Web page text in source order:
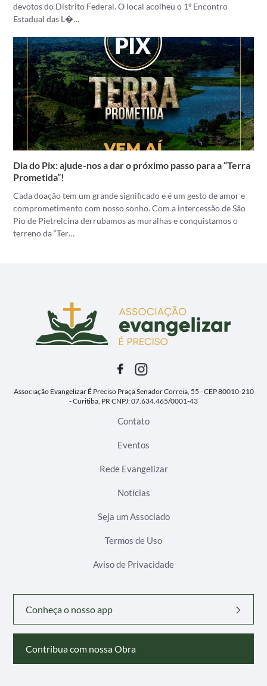
devotos do Distrito Federal. O local acolheu o 1º Encontro
Estadual das L�…
Dia do Pix: ajude-nos a dar o próximo passo para a “Terra
Prometida”!
Cada doação tem um grande significado e é um gesto de amor e
comprometimento com nosso sonho. Com a intercessão de São
Pio de Pietrelcina derrubamos as muralhas e conquistamos o
terreno da “Ter…
Associação Evangelizar É PrecisoPraça Senador Correia, 55 - CEP 80010-210
- Curitiba, PRCNPJ: 07.634.465/0001-43
Contato
Eventos
Rede Evangelizar
Notícias
Seja um Associado
Termos de Uso
Aviso de Privacidade
Conheça o nosso app
Contribua com nossa Obra